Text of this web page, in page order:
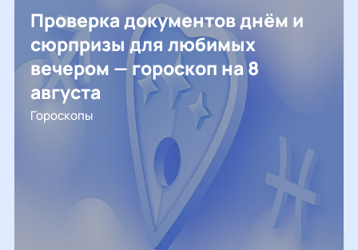
Проверка документов днём и
сюрпризы для любимых
вечером — гороскоп на 8
августа
Гороскопы